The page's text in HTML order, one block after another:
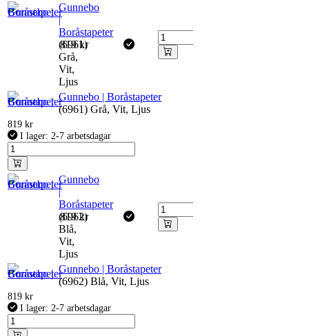
Gunnebo
|
Boråstapeter
(6961)
Grå,
Vit,
Ljus
819kr
Gunnebo | Boråstapeter
(6961) Grå, Vit, Ljus
819 kr
I lager: 2-7 arbetsdagar
Gunnebo
|
Boråstapeter
(6962)
Blå,
Vit,
Ljus
819kr
Gunnebo | Boråstapeter
(6962) Blå, Vit, Ljus
819 kr
I lager: 2-7 arbetsdagar